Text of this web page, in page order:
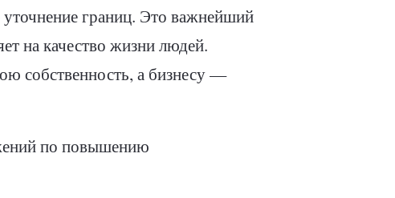
границ. Это важнейший
на качество жизни людей.
собственность, а бизнесу —
по повышению